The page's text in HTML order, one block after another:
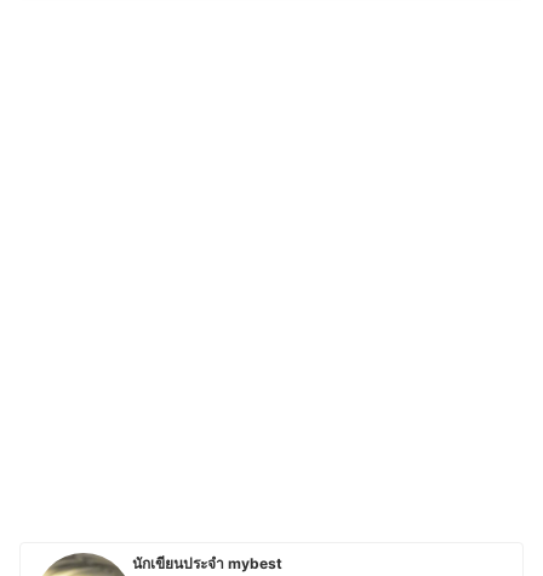
นักเขียนประจำ mybest